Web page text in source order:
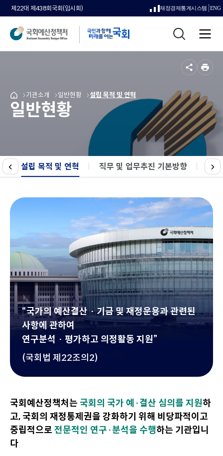
제22대 제438회국회(임시회)
새
으
림
재정경제통계시스템 ENG
검
전
체
뉴
국
회
예
처
메
인
이
지
동
메
뉴
로
메
뉴
로
기관소개
메
뉴
로
메
뉴
로
일반현황
메
이
동
메
이
동
설립 목적 및 연혁
일반현황
공
인
설립 목적 및 연혁 선택됨직무 및 업무추진 기본방향 국
이
다
“국가의 예산결산 · 기금 및 재정운용과 관련된
사항에 관하여
연구분석 · 평가하고 의정활동 지원”
(국회법 제22조의2)
국회예산정책처는 국회의 국가 예·결산 심의를 지원하
고, 국회의 재정통제권을 강화하기 위해 비당파적이고
중립적으로 전문적인 연구·분석을 수행하는 기관입니
다